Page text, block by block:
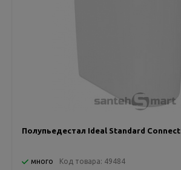
Полупьедестал Ideal Standard Connect
много Код товара: 49484